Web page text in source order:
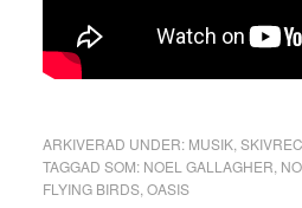
ARKIVERAD UNDER: MUSIK,
TAGGAD SOM: NOEL GALLAGHER
FLYING BIRDS, OASIS